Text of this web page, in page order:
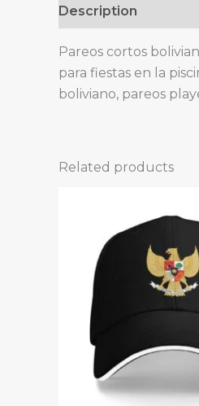
Description
Pareos cortos
para fiestas en la
boliviano, pareos
Related products